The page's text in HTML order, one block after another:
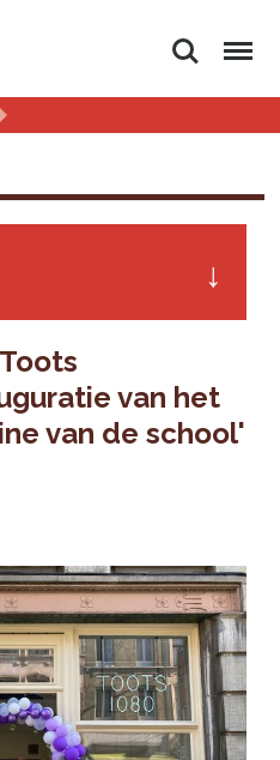
Zoeken Menu
van het
van de school'